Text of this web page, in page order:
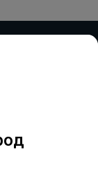
ART